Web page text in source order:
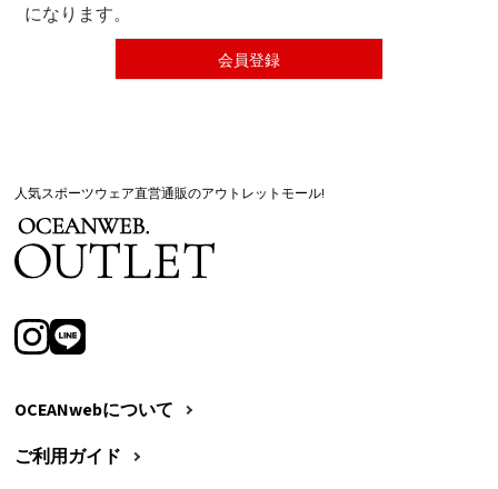
になります。
会員登録
人気スポーツウェア直営通販のアウトレットモール!
OCEANwebについて
ご利用ガイド